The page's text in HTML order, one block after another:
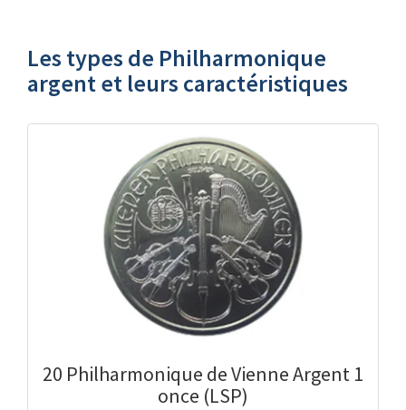
Les types de Philharmonique
argent et leurs caractéristiques
20 Philharmonique de Vienne Argent 1
once (LSP)